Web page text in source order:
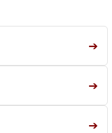
➔
➔
➔